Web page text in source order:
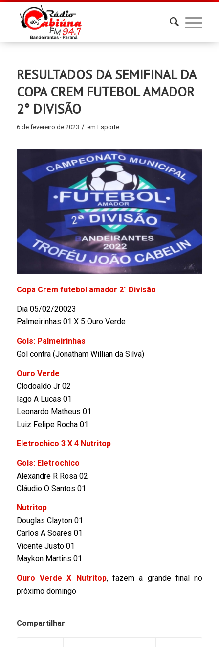
RESULTADOS DA SEMIFINAL DA
COPA CREM FUTEBOL AMADOR
2° DIVISÃO
6 de fevereiro de 2023 / em Esporte
Copa Crem futebol amador 2° Divisão
Dia 05/02/20023
Palmeirinhas 01 X 5 Ouro Verde
Gols: Palmeirinhas
Gol contra (Jonatham Willian da Silva)
Ouro Verde
Clodoaldo Jr 02
Iago A Lucas 01
Leonardo Matheus 01
Luiz Felipe Rocha 01
Eletrochico 3 X 4 Nutritop
Gols: Eletrochico
Alexandre R Rosa 02
Cláudio O Santos 01
Nutritop
Douglas Clayton 01
Carlos A Soares 01
Vicente Justo 01
Maykon Martins 01
Ouro Verde X Nutritop, fazem a grande final no
próximo domingo
Compartilhar